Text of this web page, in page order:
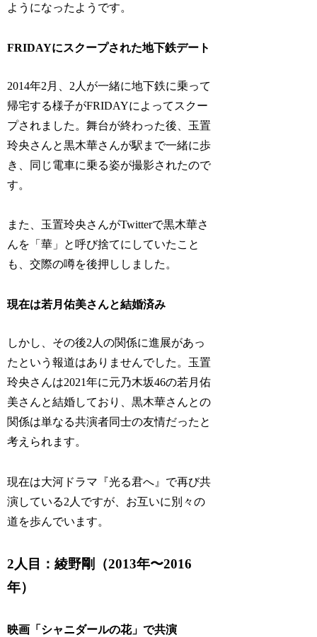
ようになったようです。
FRIDAYにスクープされた地下鉄デート
2014年2月、2人が一緒に地下鉄に乗って
帰宅する様子がFRIDAYによってスクー
プされました。舞台が終わった後、玉置
玲央さんと黒木華さんが駅まで一緒に歩
き、同じ電車に乗る姿が撮影されたので
す。
また、玉置玲央さんがTwitterで黒木華さ
んを「華」と呼び捨てにしていたこと
も、交際の噂を後押ししました。
現在は若月佑美さんと結婚済み
しかし、その後2人の関係に進展があっ
たという報道はありませんでした。玉置
玲央さんは2021年に元乃木坂46の若月佑
美さんと結婚しており、黒木華さんとの
関係は単なる共演者同士の友情だったと
考えられます。
現在は大河ドラマ『光る君へ』で再び共
演している2人ですが、お互いに別々の
道を歩んでいます。
2人目：綾野剛（2013年〜2016
年）
映画「シャニダールの花」で共演